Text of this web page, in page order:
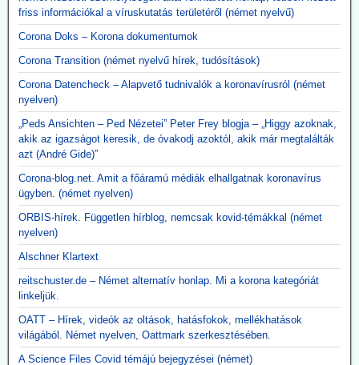
friss információkal a víruskutatás területéről (német nyelvű)
Corona Doks – Korona dokumentumok
Corona Transition (német nyelvű hírek, tudósítások)
Corona Datencheck – Alapvető tudnivalók a koronavírusról (német
nyelven)
„Peds Ansichten – Ped Nézetei” Peter Frey blogja – „Higgy azoknak,
akik az igazságot keresik, de óvakodj azoktól, akik már megtalálták
azt (André Gide)”
Corona-blog.net. Amit a főáramú médiák elhallgatnak koronavírus
ügyben. (német nyelven)
ORBIS-hírek. Független hírblog, nemcsak kovid-témákkal (német
nyelven)
Alschner Klartext
reitschuster.de – Német alternatív honlap. Mi a korona kategóriát
linkeljük.
OATT – Hírek, videók az oltások, hatásfokok, mellékhatások
világából. Német nyelven, Oattmark szerkesztésében.
A Science Files Covid témájú bejegyzései (német)